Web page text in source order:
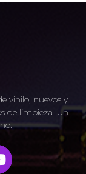
vinilo, nuevos y
de limpieza. Un